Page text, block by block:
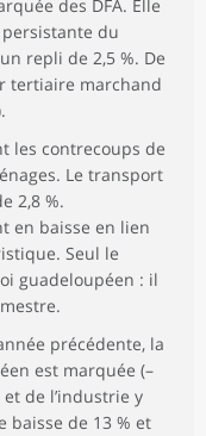
des DFA. Elle
du
repli de 2,5 %. De
tertiaire marchand
les contrecoups de
Le transport
2,8 %.
en baisse en lien
Seul le
guadeloupéen : il
précédente, la
est marquée (–
de l’industrie y
baisse de 13 % et